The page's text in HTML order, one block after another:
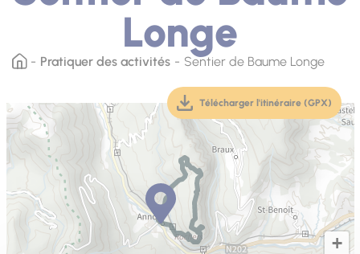
Longe
Pratiquer des activités Sentier de Baume Longe
+
Télécharger l'itinéraire (GPX)
(téléchargement,